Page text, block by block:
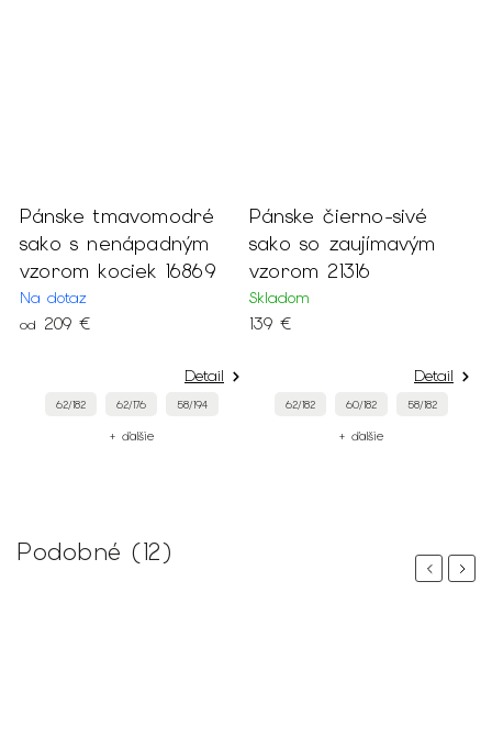
Pánske tmavomodré
sako s nenápadným
vzorom kociek 16869
Na dotaz
od 209 €
Detail
62/182 62/176 58/194
+ ďalšie
Pánske čierno-sivé
sako so zaujímavým
vzorom 21316
Skladom
139 €
Detail
62/182 60/182 58/182
+ ďalšie
Podobné (12)
PreviousNext